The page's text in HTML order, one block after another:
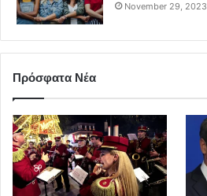
November 29, 2023
Πρόσφατα Νέα